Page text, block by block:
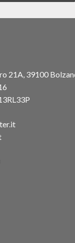
21A, 39100